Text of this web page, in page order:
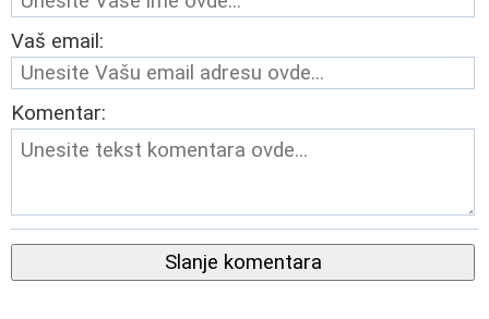
Vaš email:
Komentar:
Slanje komentara